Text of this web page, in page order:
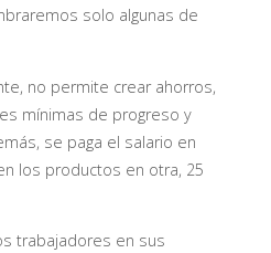
solo algunas de
no permite crear ahorros,
mínimas de progreso y
se paga el salario en
los productos en otra, 25
trabajadores en sus